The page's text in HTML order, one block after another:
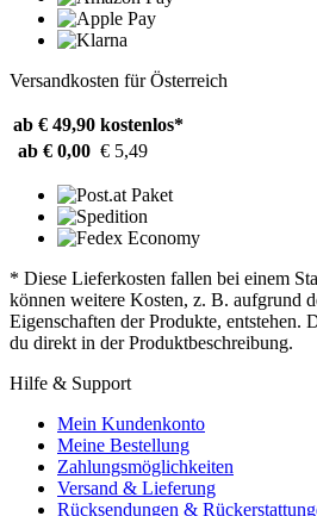
Versandkosten für Österreich
ab € 49,90 kostenlos*
ab € 0,00 € 5,49
* Diese Lieferkosten fallen bei einem
können weitere Kosten, z. B. aufgrund
Eigenschaften der Produkte, entstehen.
du direkt in der Produktbeschreibung.
Hilfe & Support
Mein Kundenkonto
Meine Bestellung
Zahlungsmöglichkeiten
Versand & Lieferung
Rücksendungen &